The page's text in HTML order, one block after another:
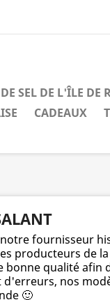
SEL DE L'ÎLE DE
CADEAUX
fournisseur
producteurs de
bonne qualité
d'erreurs, nos
🙂